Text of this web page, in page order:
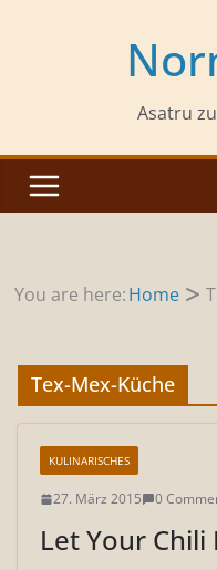
Asatru
You are here:Home
Tex-Mex-Küche
KULINARISCHES
27. März 2015 0
Let Your Chili